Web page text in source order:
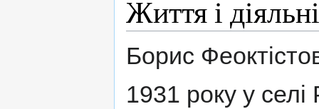
Життя і
Борис
1931 року у селі